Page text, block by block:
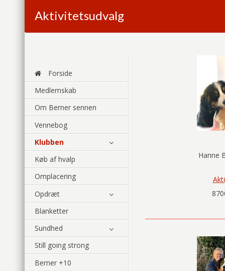
Aktivitetsudvalg
Forside
Medlemskab
Om Berner sennen
Vennebog
Klubben
Køb af hvalp
Omplacering
Opdræt
Blanketter
Sundhed
Still going strong
Berner +10
Hanne